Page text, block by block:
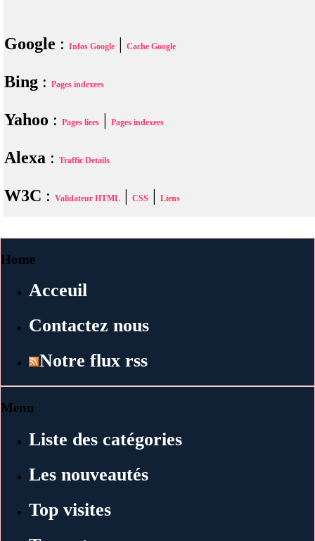
Google : Infos Google | Cache Google
Bing : Pages indexees
Yahoo : Pages liees | Pages indexees
Alexa : Traffic Details
W3C : Validateur HTML | CSS | Liens
Home
Acceuil
Contactez nous
Notre flux rss
Menu
Liste des catégories
Les nouveautés
Top visites